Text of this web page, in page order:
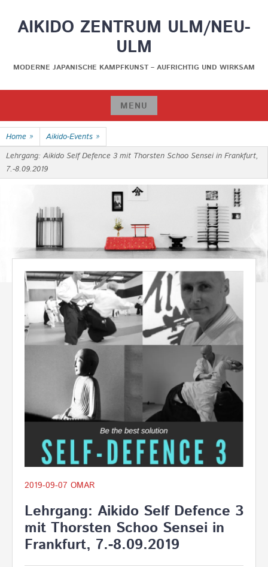
AIKIDO ZENTRUM ULM/NEU-
ULM
MODERNE JAPANISCHE KAMPFKUNST – AUFRICHTIG UND WIRKSAM
MENU
Skip
to
content
Home » Aikido-Events »
Lehrgang: Aikido Self Defence 3 mit Thorsten Schoo Sensei in Frankfurt,
7.-8.09.2019
2019-09-07 OMAR
Lehrgang: Aikido Self Defence 3
mit Thorsten Schoo Sensei in
Frankfurt, 7.-8.09.2019